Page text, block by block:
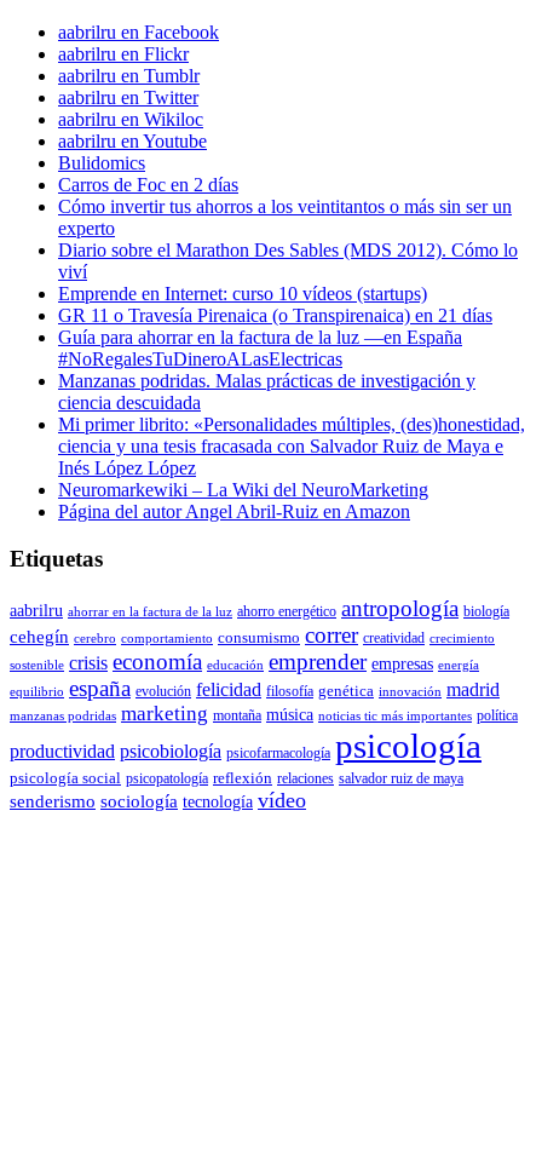
aabrilru en Facebook
aabrilru en Flickr
aabrilru en Tumblr
aabrilru en Twitter
aabrilru en Wikiloc
aabrilru en Youtube
Bulidomics
Carros de Foc en 2 días
Cómo invertir tus ahorros a los veintitantos o más sin ser un
experto
Diario sobre el Marathon Des Sables (MDS 2012). Cómo lo
viví
Emprende en Internet: curso 10 vídeos (startups)
GR 11 o Travesía Pirenaica (o Transpirenaica) en 21 días
Guía para ahorrar en la factura de la luz —en España
#NoRegalesTuDineroALasElectricas
Manzanas podridas. Malas prácticas de investigación y
ciencia descuidada
Mi primer librito: «Personalidades múltiples, (des)honestidad,
ciencia y una tesis fracasada con Salvador Ruiz de Maya e
Inés López López
Neuromarkewiki – La Wiki del NeuroMarketing
Página del autor Angel Abril-Ruiz en Amazon
Etiquetas
aabrilru ahorrar en la factura de la luz ahorro energético antropología biología
cehegín cerebro comportamiento consumismo correr creatividad crecimiento
sostenible crisis economía educación emprender empresas energía
equilibrio españa evolución felicidad filosofía genética innovación madrid
manzanas podridas marketing montaña música noticias tic más importantes política
productividad psicobiología psicofarmacología psicología
psicología social psicopatología reflexión relaciones salvador ruiz de maya
senderismo sociología tecnología vídeo